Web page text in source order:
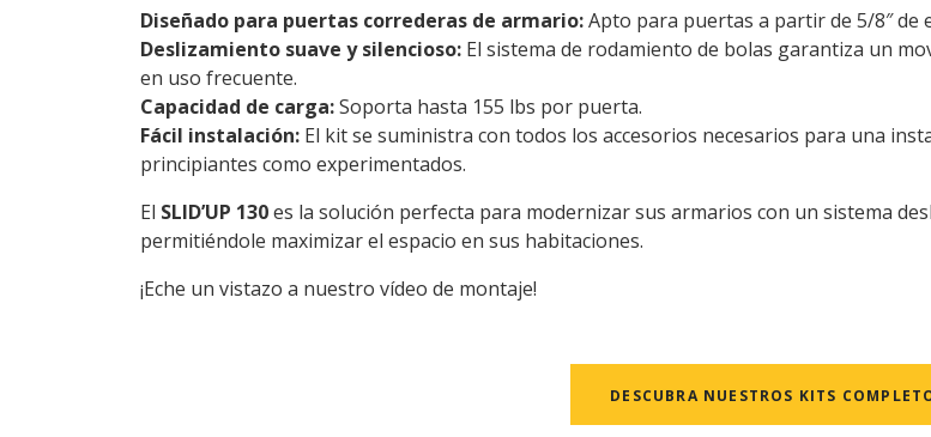
Diseñado para puertas correderas de armario:Apto para puertas a partir de 5/8″ de
Deslizamiento suave y silencioso: El sistema de rodamiento de bolas garantiza un
en uso frecuente.
Capacidad de carga:Soporta hasta 155 lbs por puerta.
Fácil instalación: El kit se suministra con todos los accesorios necesarios para una
principiantes como experimentados.
El SLID’UP 130es la solución perfecta para modernizar sus armarios con un sistema
permitiéndole maximizar el espacio en sus habitaciones.
¡Eche un vistazo a nuestro vídeo de montaje!
DESCUBRA NUESTROS KITS